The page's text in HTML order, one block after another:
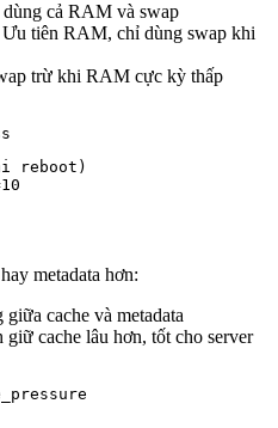
dùng cả RAM và swap
Ưu tiên RAM, chỉ dùng swap khi
trừ khi RAM cực kỳ thấp
reboot)
metadata hơn:
giữa cache và metadata
giữ cache lâu hơn, tốt cho server